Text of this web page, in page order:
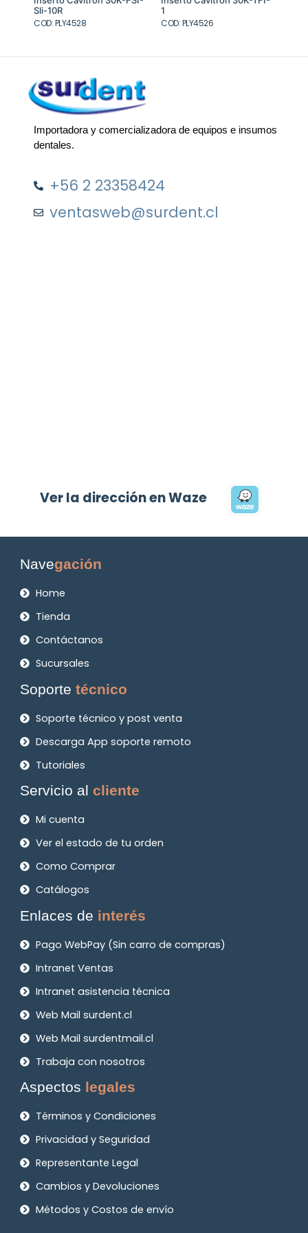
Sli-10R
COD: PLY4528
1
COD: PLY4526
Importadora y comercializadora de equipos e insumos
dentales.
+56 2 23358424
ventasweb@surdent.cl
Ver la dirección en Waze
Navegación
Home
Tienda
Contáctanos
Sucursales
Soportetécnico
Soporte técnico y post venta
Descarga App soporte remoto
Tutoriales
Servicio alcliente
Mi cuenta
Ver el estado de tu orden
Como Comprar
Catálogos
Enlaces de interés
Pago WebPay (Sin carro de compras)
Intranet Ventas
Intranet asistencia técnica
Web Mail surdent.cl
Web Mail surdentmail.cl
Trabaja con nosotros
Aspectos legales
Términos y Condiciones
Privacidad y Seguridad
Representante Legal
Cambios y Devoluciones
Métodos y Costos de envío